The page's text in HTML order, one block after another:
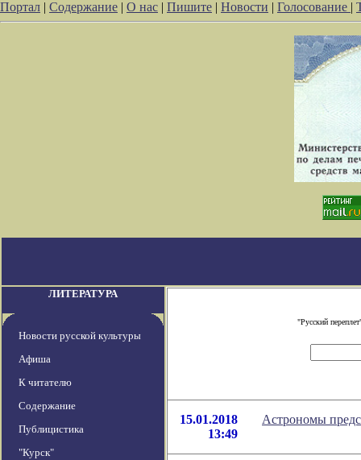
Портал | Содержание | О нас | Пишите | Новости | Голосование |
ЛИТЕРАТУРА
Новости русской культуры
Афиша
К читателю
Содержание
Публицистика
"Курск"
"Русский
15.01.2018
13:49
Астрономы